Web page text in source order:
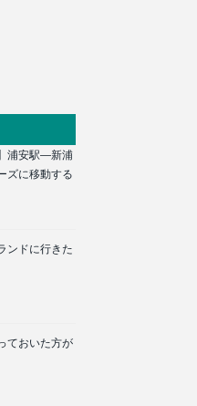
浦安駅―新浦
ズに移動する
ンドに行きた
ておいた方が